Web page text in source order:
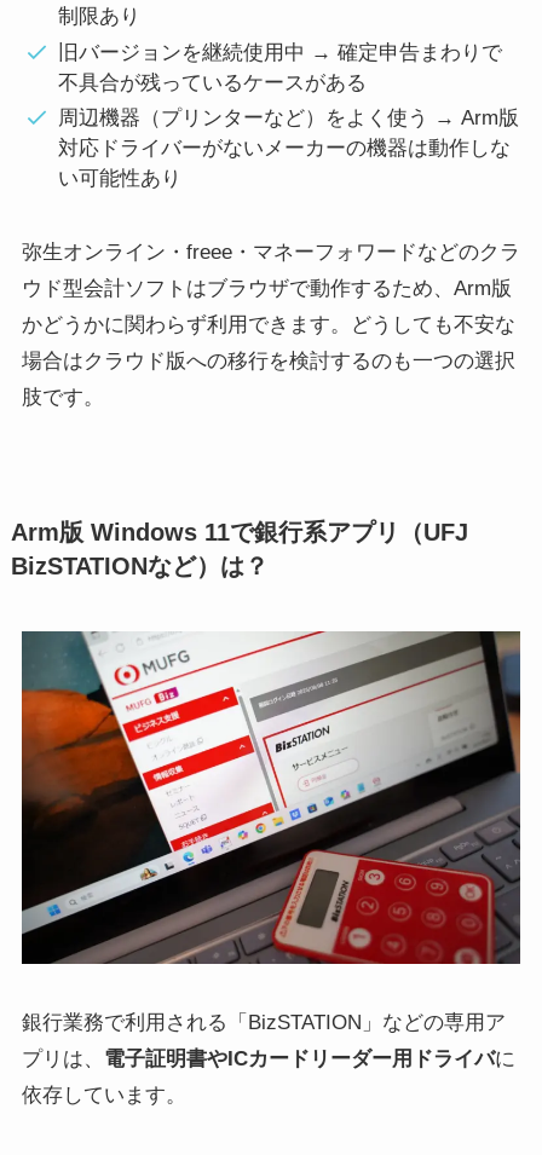
制限あり
旧バージョンを継続使用中 → 確定申告まわりで
不具合が残っているケースがある
周辺機器（プリンターなど）をよく使う → Arm版
対応ドライバーがないメーカーの機器は動作しな
い可能性あり
弥生オンライン・freee・マネーフォワードなどのクラ
ウド型会計ソフトはブラウザで動作するため、Arm版
かどうかに関わらず利用できます。どうしても不安な
場合はクラウド版への移行を検討するのも一つの選択
肢です。
Arm版 Windows 11で銀行系アプリ（UFJ
BizSTATIONなど）は？
銀行業務で利用される「BizSTATION」などの専用ア
プリは、 電子証明書やICカードリーダー用ドライバに
依存しています。